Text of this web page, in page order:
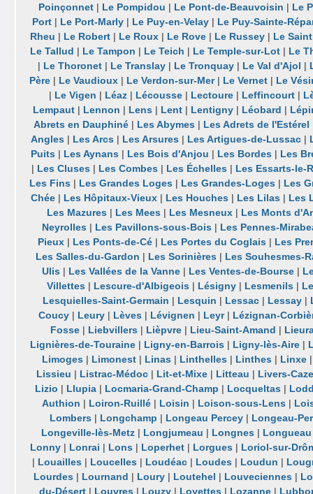
Poinçonnet | Le Pompidou | Le Pont-de-Beauvoisin | Le
Port| Le Port-Marly| Le Puy-en-Velay| Le Puy-Sainte-
Rheu | Le Robert| Le Roux| Le Rove| Le Russey| Le Saint
Le Tallud | Le Tampon | Le Teich | Le Temple-sur-Lot| Le
| Le Thoronet | Le Translay | Le Tronquay | Le Val d'Ajol |
Père| Le Vaudioux| Le Verdon-sur-Mer| Le Vernet| Le
| Le Vigen | Léaz | Lécousse | Lectoure | Leffincourt |
Lempaut | Lennon | Lens | Lent | Lentigny | Léobard |
Abrets en Dauphiné | Les Abymes | Les Adrets de l'Estérel
Angles| Les Arcs| Les Arsures| Les Artigues-de-Lussac|
Puits| Les Aynans| Les Bois d'Anjou | Les Bordes| Les
| Les Cluses| Les Combes| Les Échelles| Les Essarts-le-
Les Fins | Les Grandes Loges | Les Grandes-Loges | Les
Chée | Les Hôpitaux-Vieux | Les Houches | Les Lilas | Les
Les Mazures | Les Mees | Les Mesneux | Les Monts
Neyrolles| Les Pavillons-sous-Bois| Les Pennes-
Pieux| Les Ponts-de-Cé| Les Portes du Coglais| Les
Les Salles-du-Gardon | Les Sorinières| Les Souhesmes-
Ulis | Les Vallées de la Vanne | Les Ventes-de-Bourse |
Villettes| Lescure-d'Albigeois| Lésigny| Lesmenils|
Lesquielles-Saint-Germain | Lesquin | Lessac| Lessay|
Coucy| Leury| Lèves| Lévignen | Leyr| Lézignan-
Fosse| Liebvillers| Lièpvre| Lieu-Saint-Amand |
Lignières-de-Touraine | Ligny-en-Barrois | Ligny-lès-Aire |
Limoges| Limonest| Linas| Linthelles| Linthes| Linxe
Lissieu | Listrac-Médoc| Lit-et-Mixe| Litteau | Livers-
Lizio | Llupia| Locmaria-Grand-Champ | Locqueltas|
Authion | Loiron-Ruillé | Loisin | Loison-sous-Lens |
Lombers | Longchamp | Longeau Percey | Longeau-
Longeville-lès-Metz| Longjumeau | Longnes| Longueau
Lonny| Lonrai | Lons| Loperhet| Lorgues| Loriol-sur-
| Louailles| Loucelles| Loudéac| Loudes| Loudun |
Lourdes | Lournand | Loury | Loutehel | Louveciennes |
du-Désert | Louvres | Louzy | Loyettes | Lozanne |